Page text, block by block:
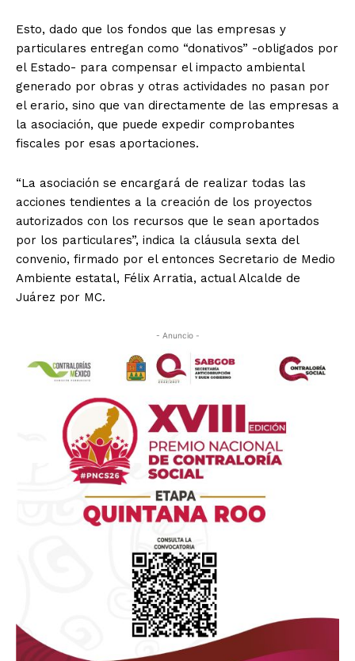
Esto, dado que los fondos que las empresas y
particulares entregan como “donativos” -obligados por
el Estado- para compensar el impacto ambiental
generado por obras y otras actividades no pasan por
el erario, sino que van directamente de las empresas a
la asociación, que puede expedir comprobantes
fiscales por esas aportaciones.
“La asociación se encargará de realizar todas las
acciones tendientes a la creación de los proyectos
autorizados con los recursos que le sean aportados
por los particulares”, indica la cláusula sexta del
convenio, firmado por el entonces Secretario de Medio
Ambiente estatal, Félix Arratia, actual Alcalde de
Juárez por MC.
- Anuncio -